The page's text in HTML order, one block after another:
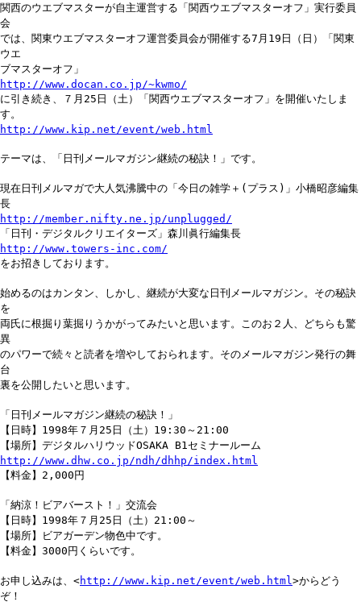
関西のウエブマスターが自主運営する「関西ウエブマスターオフ」実行委員
会
では、関東ウエブマスターオフ運営委員会が開催する7月19日（日）「関東
ウエ
ブマスターオフ」
http://www.docan.co.jp/~kwmo/
に引き続き、７月25日（土）「関西ウエブマスターオフ」を開催いたしま
す。
http://www.kip.net/event/web.html
テーマは、「日刊メールマガジン継続の秘訣！」です。
現在日刊メルマガで大人気沸騰中の「今日の雑学＋(プラス)」小橋昭彦編集
長
http://member.nifty.ne.jp/unplugged/
「日刊・デジタルクリエイターズ」森川眞行編集長
http://www.towers-inc.com/
をお招きしております。
始めるのはカンタン、しかし、継続が大変な日刊メールマガジン。その秘訣
を
両氏に根掘り葉掘りうかがってみたいと思います。このお２人、どちらも驚
異
のパワーで続々と読者を増やしておられます。そのメールマガジン発行の舞
台
裏を公開したいと思います。
「日刊メールマガジン継続の秘訣！」
【日時】1998年７月25日（土）19:30～21:00
【場所】デジタルハリウッドOSAKA B1セミナールーム
http://www.dhw.co.jp/ndh/dhhp/index.html
【料金】2,000円
「納涼！ビアバースト！」交流会
【日時】1998年７月25日（土）21:00～
【場所】ビアガーデン物色中です。
【料金】3000円くらいです。
お申し込みは、<http://www.kip.net/event/web.html >からどう
ぞ！